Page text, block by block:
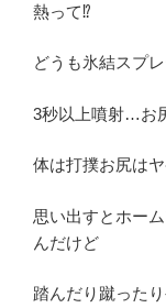
熱って⁉︎
どうも氷結スプ
3秒以上噴射…お
体は打撲お尻は
思い出すとホー
んだけど
踏んだり蹴った